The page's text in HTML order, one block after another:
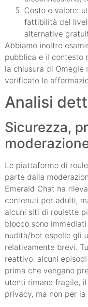
Costo e valore:
fattibilità del
alternative
Abbiamo inoltre
pubblica e il contesto
la chiusura di Omegle
verificato le
Analisi
Sicurezza,
Le piattaforme di
parte dalla
Emerald Chat ha
contenuti per adulti,
alcuni siti di roulette
blocco sono
nudità/bot espelle gli
relativamente brevi.
reattivo: alcuni
prima che vengano
utenti rimane fragile,
privacy, ma non per